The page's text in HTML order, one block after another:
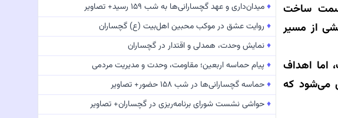
سمت ساخت
از مسیر
اما اهداف
می‌شود که
♦میدان‌داری و عهد گچسارانی‌ها به شب ۱۵۹ رسید+ تصاویر
♦ روایت عشق در موکب محبین اهل‌بیت (ع) گچساران
♦نمایش وحدت، همدلی و اقتدار در گچساران
♦ پیام حماسه اربعین؛ مقاومت، وحدت و مدیریت مردمی
♦حماسه گچسارانی‌ها در شب ۱۵۸ حضور+ تصاویر
♦حواشی نشست شورای برنامه‌ریزی در گچساران+ تصاویر